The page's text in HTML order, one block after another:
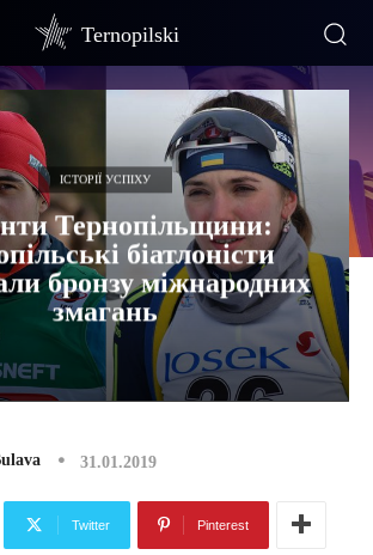
Ternopilski
ІСТОРІЇ УСПІХУ
Тернопільщини:
біатлоністи
бронзу міжнародних
змагань
31.01.2019
Twitter Pinterest